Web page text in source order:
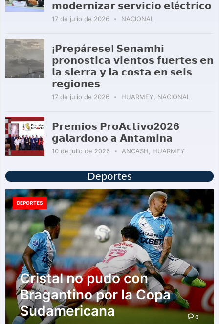
𝗺𝗼𝗱𝗲𝗿𝗻𝗶𝘇𝗮𝗿 𝘀𝗲𝗿𝘃𝗶𝗰𝗶𝗼 𝗲𝗹é𝗰𝘁𝗿𝗶𝗰𝗼
17 de julio de 2026 NACIONAL
¡𝗣𝗿𝗲𝗽á𝗿𝗲𝘀𝗲! 𝗦𝗲𝗻𝗮𝗺𝗵𝗶
𝗽𝗿𝗼𝗻𝗼𝘀𝘁𝗶𝗰𝗮 𝘃𝗶𝗲𝗻𝘁𝗼𝘀 𝗳𝘂𝗲𝗿𝘁𝗲𝘀 𝗲𝗻
𝗹𝗮 𝘀𝗶𝗲𝗿𝗿𝗮 𝘆 𝗹𝗮 𝗰𝗼𝘀𝘁𝗮 𝗲𝗻 𝘀𝗲𝗶𝘀
𝗿𝗲𝗴𝗶𝗼𝗻𝗲𝘀
17 de julio de 2026 HUARMEY NACIONAL
𝗣𝗿𝗲𝗺𝗶𝗼𝘀 𝗣𝗿𝗼𝗔𝗰𝘁𝗶𝘃𝗼2026
𝗴𝗮𝗹𝗮𝗿𝗱𝗼𝗻𝗼 𝗮 𝗔𝗻𝘁𝗮𝗺𝗶𝗻𝗮
10 de julio de 2026 ANCASH HUARMEY
Deportes
Cristal no pudo con
Bragantino por la Copa
Sudamericana
DEPORTES
0